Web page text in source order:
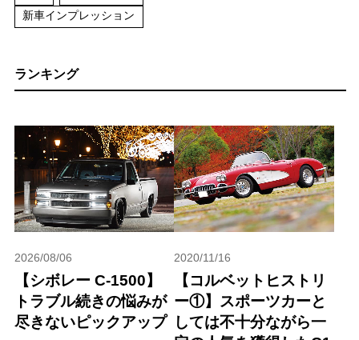
新車インプレッション
ランキング
2026/08/06
【シボレー C-1500】
トラブル続きの悩みが
尽きないピックアップ
2020/11/16
【コルベットヒストリ
ー①】スポーツカーと
しては不十分ながら一